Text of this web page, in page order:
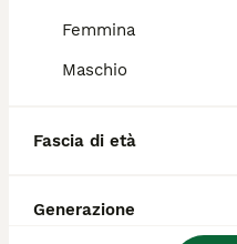
Femmina
Maschio
Fascia di età
Generazione
grande con zampe
presentare
Che differenza
Labrador